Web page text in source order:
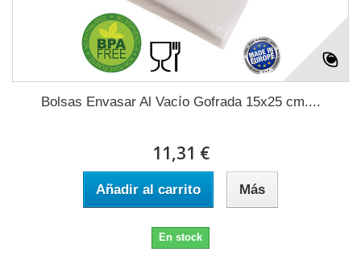
Bolsas Envasar Al Vacío Gofrada 15x25 cm....
11,31 €
Añadir al carrito Más
En stock